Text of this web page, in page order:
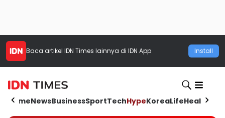
Baca artikel IDN Times lainnya di IDN App Install
HomeNewsBusinessSportTechHypeKoreaLifeHealth